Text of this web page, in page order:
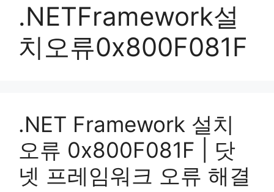
.NETFramework설
치오류0x800F081F
.NET Framework 설치
오류 0x800F081F | 닷
넷 프레임워크 오류 해결